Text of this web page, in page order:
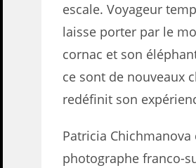
escale. Voyageur
laisse porter par le
cornac et son
ce sont de nouveaux
redéfinit son
Patricia
photographe franco-